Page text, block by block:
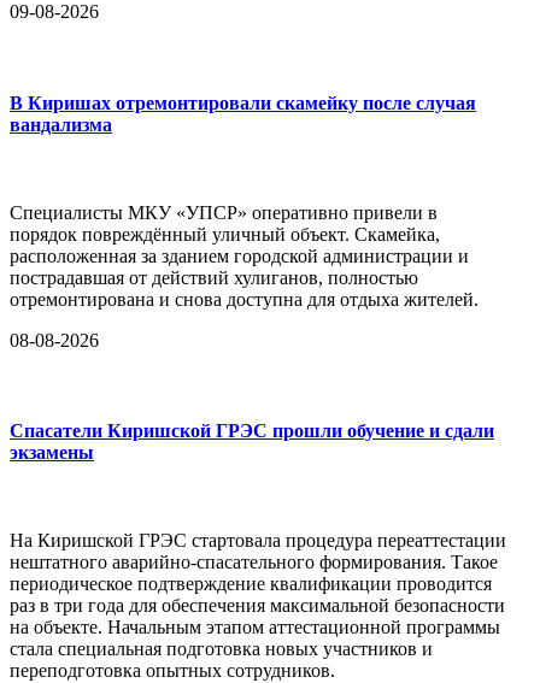
09-08-2026
В Киришах отремонтировали скамейку после случая
вандализма
Специалисты МКУ «УПСР» оперативно привели в
порядок повреждённый уличный объект. Скамейка,
расположенная за зданием городской администрации и
пострадавшая от действий хулиганов, полностью
отремонтирована и снова доступна для отдыха жителей.
08-08-2026
Спасатели Киришской ГРЭС прошли обучение и сдали
экзамены
На Киришской ГРЭС стартовала процедура переаттестации
нештатного аварийно-спасательного формирования. Такое
периодическое подтверждение квалификации проводится
раз в три года для обеспечения максимальной безопасности
на объекте. Начальным этапом аттестационной программы
стала специальная подготовка новых участников и
переподготовка опытных сотрудников.